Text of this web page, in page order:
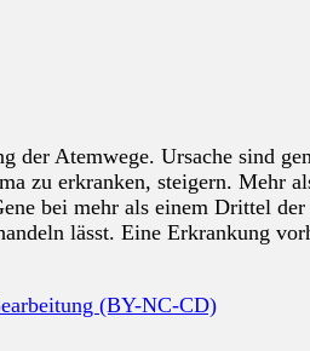
Atemwege. Ursache sind
zu erkranken, steigern. Mehr
bei mehr als einem Drittel
lässt. Eine Erkrankung
(BY-NC-CD)